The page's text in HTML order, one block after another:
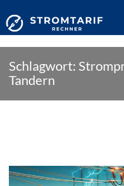
content
Schlagwort:
Tandern